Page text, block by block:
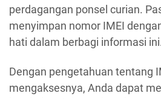
perdagangan ponsel curian.
menyimpan nomor IMEI
hati dalam berbagi informasi ini.
Dengan pengetahuan tentang
mengaksesnya, Anda dapat